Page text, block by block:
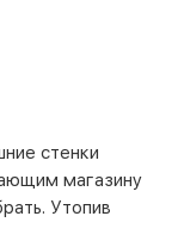
стенки
магазину
Утопив